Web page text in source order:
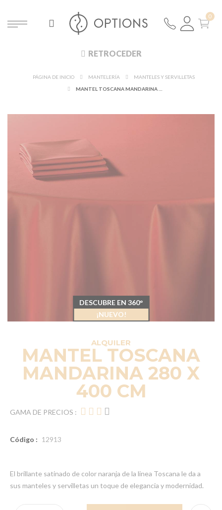
RETROCEDER
PÁGINA DE INICIO MANTELERÍA
MANTELES Y SERVILLETAS
ALQUILER
MANTEL TOSCANA
MANDARINA 280 X
400 CM
GAMA DE PRECIOS :
Código : 12913
El brillante satinado de color naranja de la linea Toscana le da a
sus manteles y servilletas un toque de elegancia y modernidad.
DESCUBRE EN 360°
¡NUEVO!